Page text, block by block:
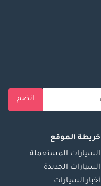
انضم
خريطة الموقع
السيارات المستعملة
السيارات الجديدة
أخبار السيارات